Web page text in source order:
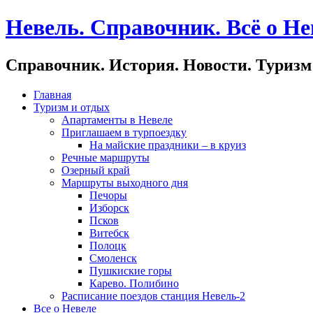
Невель. Справочник. Всё о
Справочник. История. Новости. Туризм
Главная
Туризм и отдых
Апартаменты в Невеле
Приглашаем в турпоездку
На майские праздники – в круиз
Речные маршруты
Озерный край
Маршруты выходного дня
Печоры
Изборск
Псков
Витебск
Полоцк
Смоленск
Пушкиские горы
Карево. Полибино
Расписание поездов станция Невель-2
Все о Невеле